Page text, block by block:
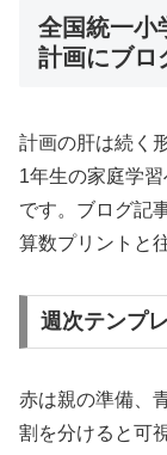
全国統一小
計画にブロ
計画の肝は続く
1年生の家庭学
です。ブログ記
算数プリントと
週次テンプ
赤は親の準備、
割を分けると可